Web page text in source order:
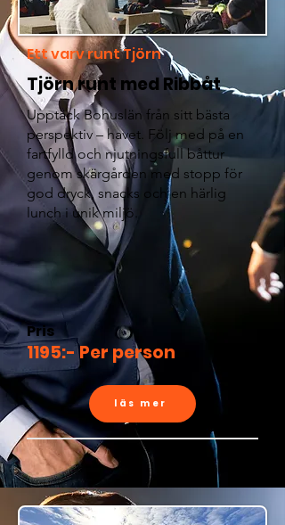
Ett varv runt Tjörn
Tjörn runt med Ribbåt
Upptäck Bohuslän från sitt bästa
perspektiv – havet. Följ med på en
fartfylld och njutningsfull båttur
genom skärgården med stopp för
god dryck, snacks och en härlig
lunch i unik miljö.
Pris
1195:- Per person
läs mer